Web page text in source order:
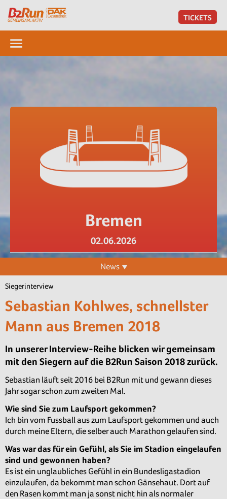
TICKETS
Bremen
02.06.2026
News
Siegerinterview
Sebastian Kohlwes, schnellster
Mann aus Bremen 2018
In unserer Interview-Reihe blicken wir gemeinsam
mit den Siegern auf die B2Run Saison 2018 zurück.
Sebastian läuft seit 2016 bei B2Run mit und gewann dieses
Jahr sogar schon zum zweiten Mal.
Wie sind Sie zum Laufsport gekommen?
Ich bin vom Fussball aus zum Laufsport gekommen und auch
durch meine Eltern, die selber auch Marathon gelaufen sind.
Was war das für ein Gefühl, als Sie im Stadion eingelaufen
sind und gewonnen haben?
Es ist ein unglaubliches Gefühl in ein Bundesligastadion
einzulaufen, da bekommt man schon Gänsehaut. Dort auf
den Rasen kommt man ja sonst nicht hin als normaler